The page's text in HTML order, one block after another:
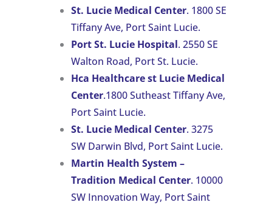
St. Lucie Medical Center. 1800 SE
Tiffany Ave, Port Saint Lucie.
Port St. Lucie Hospital. 2550 SE
Walton Road, Port St. Lucie.
Hca Healthcare st Lucie Medical
Center.1800 Sutheast Tiffany Ave,
Port Saint Lucie.
St. Lucie Medical Center. 3275
SW Darwin Blvd, Port Saint Lucie.
Martin Health System –
Tradition Medical Center. 10000
SW Innovation Way, Port Saint